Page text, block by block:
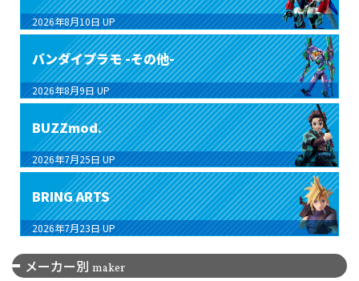
2026年8月10日 UP
バンダイプラモ -その他-
2026年8月9日 UP
BUZZmod.
2026年7月25日 UP
BRING ARTS
2026年7月23日 UP
メーカー別 maker